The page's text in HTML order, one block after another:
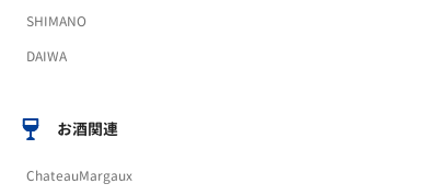
SHIMANO
DAIWA
お酒関連
ChateauMargaux